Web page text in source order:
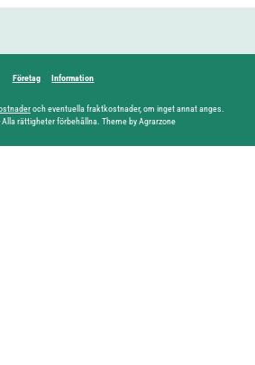
Företag Information
och eventuella fraktkostnader, om inget annat anges.
rättigheter förbehållna. Theme by Agrarzone